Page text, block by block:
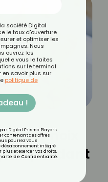
des noix
pendant
société Digital
le taux d'ouverture
et optimiser les
Nous
ouvrez les
vous le faites
sur le terminal
en savoir plus sur
politique de
!
Digital Prisma Players
contenant des offres
pourrez vous
intégré
et exercer vos droits,
de Confidentialité.